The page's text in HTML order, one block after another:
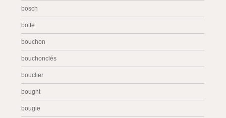
bosch
botte
bouchon
bouchonclés
bouclier
bought
bougie